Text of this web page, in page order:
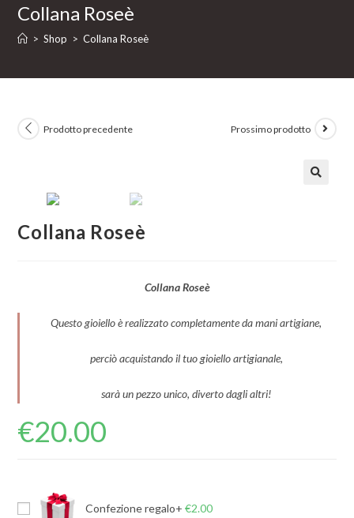
Collana Roseè
> Shop > Collana Roseè
Prodotto precedente Prossimo prodotto
Collana Roseè
Collana Roseè
Questo gioiello è realizzato completamente da mani artigiane,
perciò acquistando il tuo gioiello artigianale,
sarà un pezzo unico, diverto dagli altri!
€20.00
Confezione regalo+ €2.00